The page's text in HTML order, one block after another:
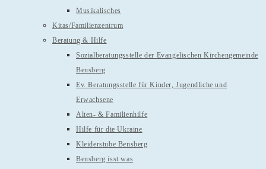
Musikalisches
Kitas/Familienzentrum
Beratung & Hilfe
Sozialberatungsstelle der Evangelischen Kirchengemeinde
Bensberg
Ev. Beratungsstelle für Kinder, Jugendliche und
Erwachsene
Alten- & Familienhilfe
Hilfe für die Ukraine
Kleiderstube Bensberg
Bensberg isst was